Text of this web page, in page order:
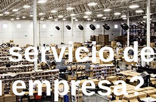
servicio de
empresa?